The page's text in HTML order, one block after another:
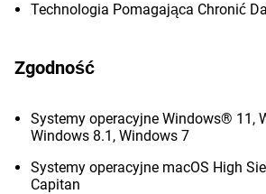
Technologia Pomagająca Chronić
Zgodność
Systemy operacyjne Windows® 11,
Windows 8.1, Windows 7
Systemy operacyjne macOS High
Capitan